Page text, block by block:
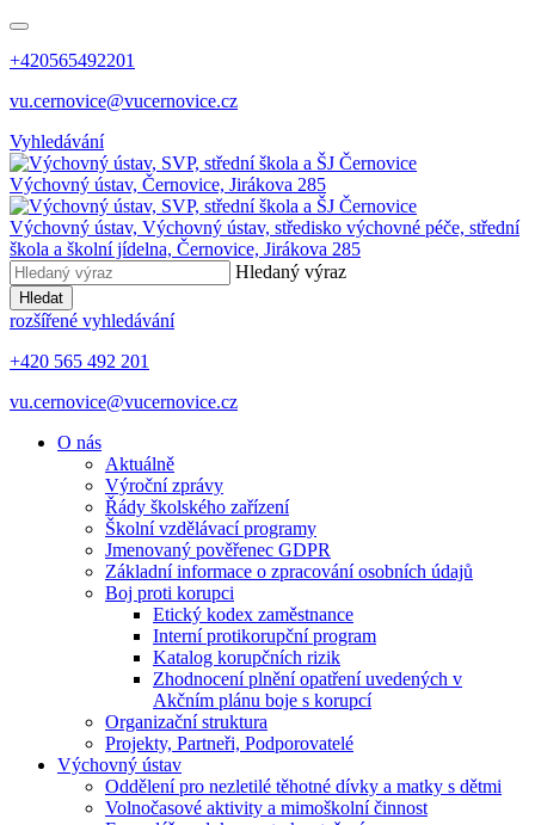
+420565492201
vu.cernovice@vucernovice.cz
Vyhledávání
Výchovný ústav, Černovice, Jirákova 285
Výchovný ústav, Výchovný ústav, středisko výchovné péče, střední
škola a školní jídelna, Černovice, Jirákova 285
Hledaný výraz
Hledat
rozšířené vyhledávání
+420 565 492 201
vu.cernovice@vucernovice.cz
O nás
Aktuálně
Výroční zprávy
Řády školského zařízení
Školní vzdělávací programy
Jmenovaný pověřenec GDPR
Základní informace o zpracování osobních údajů
Boj proti korupci
Etický kodex zaměstnance
Interní protikorupční program
Katalog korupčních rizik
Zhodnocení plnění opatření uvedených v
Akčním plánu boje s korupcí
Organizační struktura
Projekty, Partneři, Podporovatelé
Výchovný ústav
Oddělení pro nezletilé těhotné dívky a matky s dětmi
Volnočasové aktivity a mimoškolní činnost